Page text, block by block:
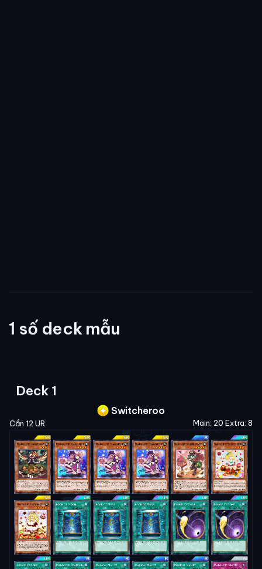
1 số deck mẫu
Deck 1
Switcheroo
Cần 12 UR Main: 20 Extra: 8